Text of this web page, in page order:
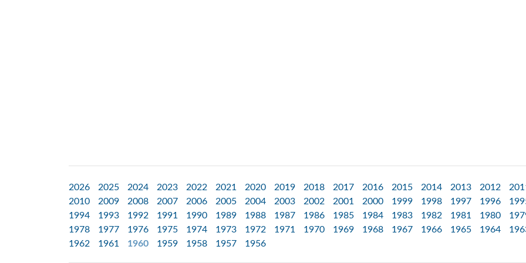
2026 2025 2024 2023 2022 2021 2020 2019 2018 2017 2016 2015 2014 2013 2012
2010
2009 2008 2007 2006 2005 2004 2003 2002 2001 2000 1999 1998 1997 1996
1994
1993 1992 1991 1990 1989 1988 1987 1986 1985 1984 1983 1982 1981 1980
1978
1977 1976 1975 1974 1973 1972 1971 1970 1969 1968 1967 1966 1965 1964
1962
1961 1960 1959 1958 1957 1956